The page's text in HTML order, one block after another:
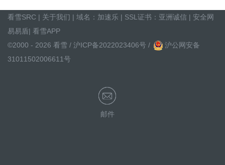
看雪SRC | 关于我们 | 域名： 加速乐 | SSL证书： 亚洲诚信 | 安全网
易易盾| 看雪APP
©2000 - 2026 看雪 / 沪ICP备2022023406号 /
沪公网安备
31011502006611号
邮件